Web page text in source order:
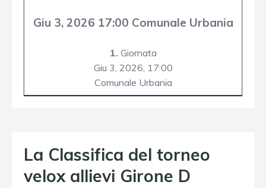
Giu 3, 2026 17:00 Comunale Urbania
1. Giornata
Giu 3, 2026, 17:00
Comunale Urbania
La Classifica del torneo
velox allievi Girone D